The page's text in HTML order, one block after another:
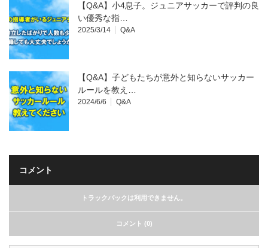
【Q&A】小4息子。ジュニアサッカーで評判の良
い優秀な指…
2025/3/14 Q&A
【Q&A】子どもたちが意外と知らないサッカー
ルールを教え…
2024/6/6 Q&A
コメント
トラックバックは利用できません。
コメント (0)